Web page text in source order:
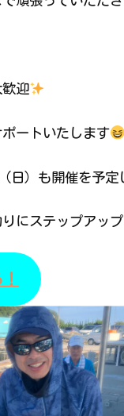
迎
ートいたします
日）も開催を予定
にステップアッ